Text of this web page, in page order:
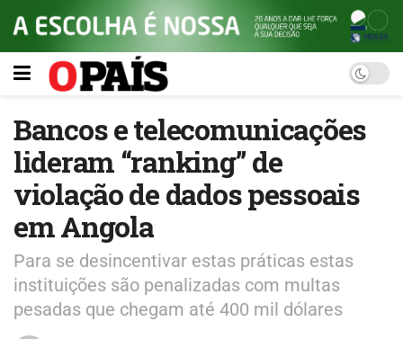
Bancos e telecomunicações
lideram “ranking” de
violação de dados pessoais
em Angola
Para se desincentivar estas práticas estas
instituições são penalizadas com multas
pesadas que chegam até 400 mil dólares